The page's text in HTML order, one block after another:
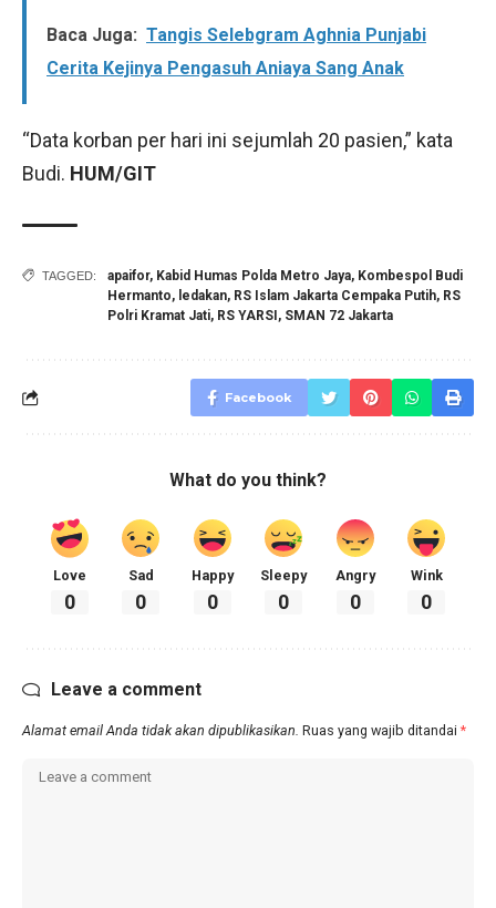
Baca Juga: Tangis Selebgram Aghnia Punjabi
Cerita Kejinya Pengasuh Aniaya Sang Anak
“Data korban per hari ini sejumlah 20 pasien,” kata
Budi. HUM/GIT
TAGGED: apaifor, Kabid Humas Polda Metro Jaya, Kombespol Budi
Hermanto, ledakan, RS Islam Jakarta Cempaka Putih, RS
Polri Kramat Jati, RS YARSI, SMAN 72 Jakarta
Facebook
What do you think?
Love
0
Sad
0
Happy
0
Sleepy
0
Angry
0
Wink
0
Leave a comment
Alamat email Anda tidak akan dipublikasikan. Ruas yang wajib ditandai *